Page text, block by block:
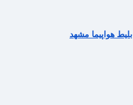
بلیط هواپیما مشهد